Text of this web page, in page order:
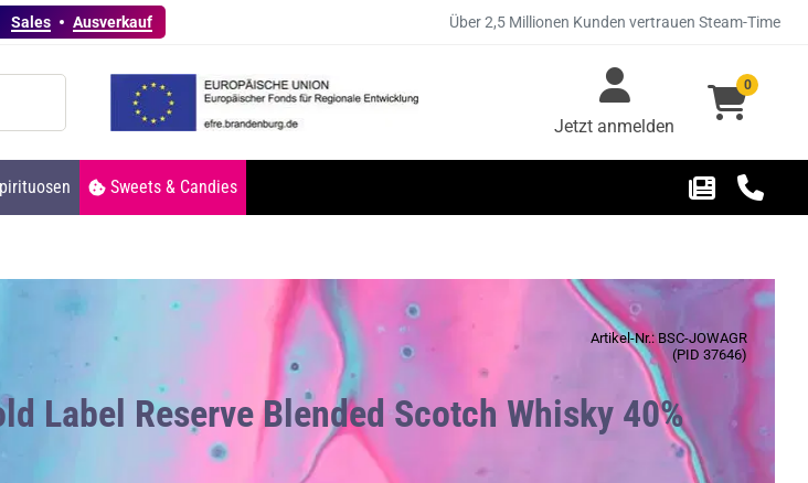
Sales Ausverkauf Über 2,5 Millionen Kunden vertrauen Steam-Time
Jetzt anmelden
0
Sweets & Candies
Artikel-Nr.: BSC-JOWAGR
(PID 37646)
Label Reserve Blended Scotch Whisky 40%